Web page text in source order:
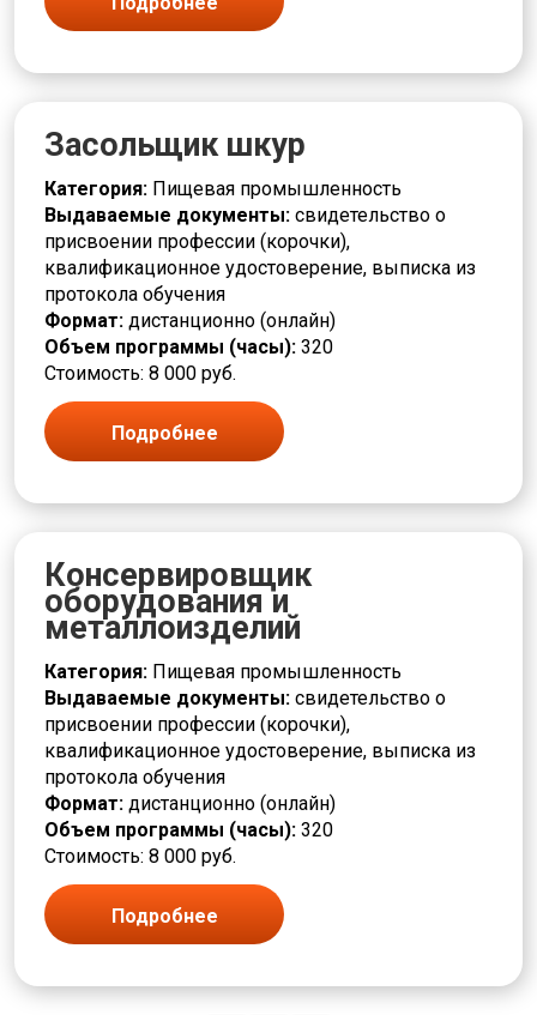
Засольщик шкур
Категория: Пищевая промышленность
Выдаваемые документы: свидетельство о
присвоении профессии (корочки),
квалификационное удостоверение, выписка из
протокола обучения
Формат: дистанционно (онлайн)
Объем программы (часы): 320
Стоимость: 8 000 руб.
Подробнее
Консервировщик
оборудования и
металлоизделий
Категория: Пищевая промышленность
Выдаваемые документы: свидетельство о
присвоении профессии (корочки),
квалификационное удостоверение, выписка из
протокола обучения
Формат: дистанционно (онлайн)
Объем программы (часы): 320
Стоимость: 8 000 руб.
Подробнее